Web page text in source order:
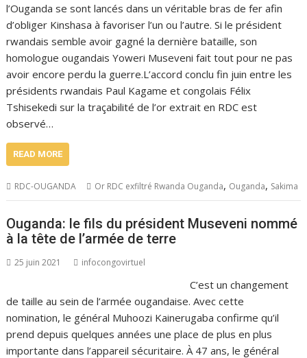
l’Ouganda se sont lancés dans un véritable bras de fer afin
d’obliger Kinshasa à favoriser l’un ou l’autre. Si le président
rwandais semble avoir gagné la dernière bataille, son
homologue ougandais Yoweri Museveni fait tout pour ne pas
avoir encore perdu la guerre.L’accord conclu fin juin entre les
présidents rwandais Paul Kagame et congolais Félix
Tshisekedi sur la traçabilité de l’or extrait en RDC est
observé…
READ MORE
RDC-OUGANDA Or RDC exfiltré Rwanda Ouganda, Ouganda, Sakima
Ouganda: le fils du président Museveni nommé
à la tête de l’armée de terre
25 juin 2021 infocongovirtuel
C’est un changement
de taille au sein de l’armée ougandaise. Avec cette
nomination, le général Muhoozi Kainerugaba confirme qu’il
prend depuis quelques années une place de plus en plus
importante dans l’appareil sécuritaire. À 47 ans, le général